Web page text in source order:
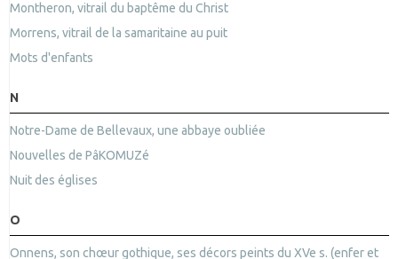
Montheron, vitrail du baptême du Christ
Morrens, vitrail de la samaritaine au puit
Mots d'enfants
N
Notre-Dame de Bellevaux, une abbaye oubliée
Nouvelles de PâKOMUZé
Nuit des églises
O
Onnens, son chœur gothique, ses décors peints du XVe s. (enfer et